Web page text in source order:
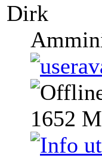
Dirk
1652